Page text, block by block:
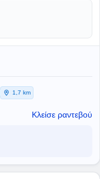
1,7 km
Κλείσε ραντεβού